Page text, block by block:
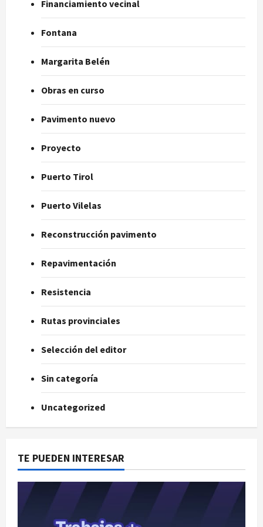
Financiamiento vecinal
Fontana
Margarita Belén
Obras en curso
Pavimento nuevo
Proyecto
Puerto Tirol
Puerto Vilelas
Reconstrucción pavimento
Repavimentación
Resistencia
Rutas provinciales
Selección del editor
Sin categoría
Uncategorized
TE PUEDEN INTERESAR